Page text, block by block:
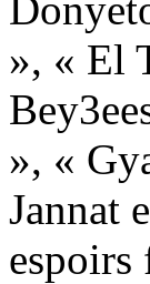
», « El
», «
Jannat
espoirs